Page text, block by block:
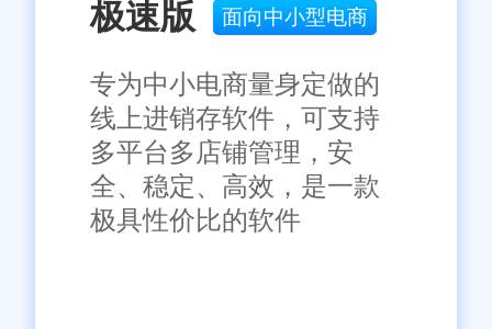
极速版 面向中小型电商
专为中小电商量身定做的
线上进销存软件，可支持
多平台多店铺管理，安
全、稳定、高效，是一款
极具性价比的软件